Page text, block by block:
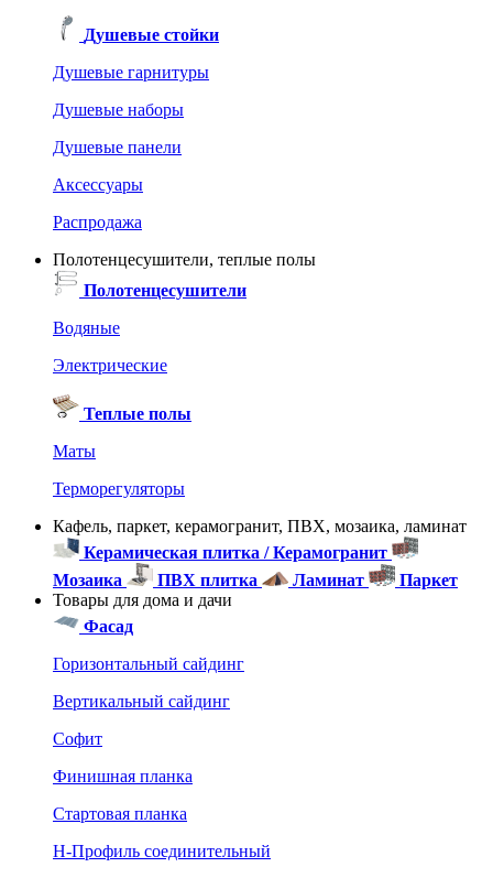
Душевые стойки
Душевые гарнитуры
Душевые наборы
Душевые панели
Аксессуары
Распродажа
Полотенцесушители, теплые полы
Полотенцесушители
Водяные
Электрические
Теплые полы
Маты
Терморегуляторы
Кафель, паркет, керамогранит, ПВХ, мозаика, ламинат
Керамическая плитка / Керамогранит
Мозаика
ПВХ плитка Ламинат
Паркет
Товары для дома и дачи
Фасад
Горизонтальный сайдинг
Вертикальный сайдинг
Софит
Финишная планка
Стартовая планка
Н-Профиль соединительный